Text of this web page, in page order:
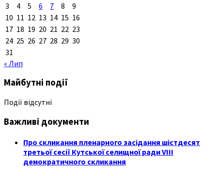
3
4 5 6 7 8
9
10 11 12 13 14 15 16
17 18 19 20 21 22 23
24 25 26 27 28 29 30
31
« Лип
Майбутні події
Події відсутні
Важливі документи
Про скликання пленарного засідання шістдесят
третьої сесії Кутської селищної ради VIII
демократичного скликання